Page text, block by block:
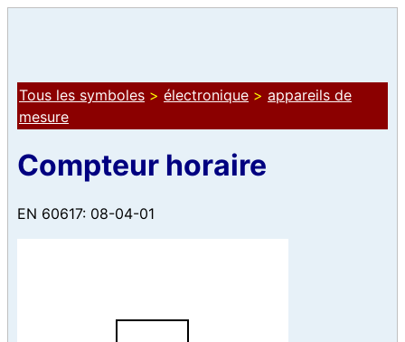
Tous les symboles > électronique > appareils de
mesure
Compteur horaire
EN 60617: 08-04-01